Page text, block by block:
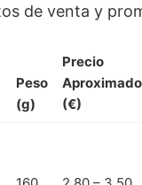
de venta y
Peso
(g)
Precio
Aproximado
(€)